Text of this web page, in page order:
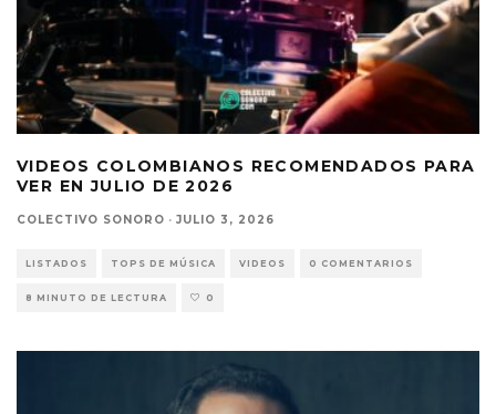
VIDEOS COLOMBIANOS RECOMENDADOS PARA
VER EN JULIO DE 2026
COLECTIVO SONORO · JULIO 3, 2026
LISTADOS TOPS DE MÚSICA VIDEOS 0 COMENTARIOS
8 MINUTO DE LECTURA 0